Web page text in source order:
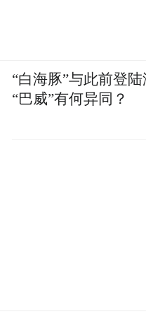
“白海豚”与此前登
“巴威”有何异同？